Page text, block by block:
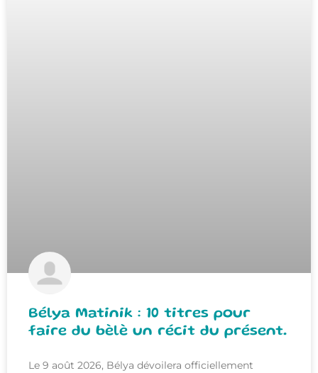
Bélya Matinik : 10 titres pour
faire du bèlè un récit du présent.
Le 9 août 2026, Bélya dévoilera officiellement